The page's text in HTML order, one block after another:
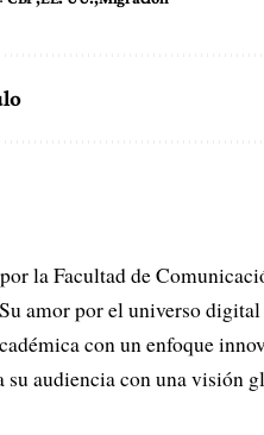
la Facultad de
amor por el universo
con un enfoque
audiencia con una visión